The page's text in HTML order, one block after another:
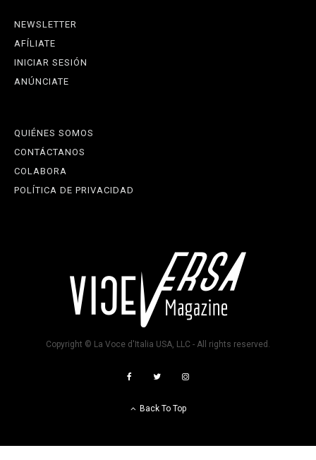
NEWSLETTER
AFÍLIATE
INICIAR SESIÓN
ANÚNCIATE
QUIÉNES SOMOS
CONTÁCTANOS
COLABORA
POLÍTICA DE PRIVACIDAD
Copyright © La Voce d'Italia USA, LLC - All rights reserved.
Back To Top